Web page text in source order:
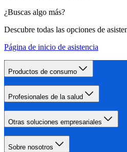
¿Buscas algo más?
Descubre todas las opciones de
Página de inicio de asistencia
Productos de consumo
Profesionales de la salud
Otras soluciones empresariales
Sobre nosotros